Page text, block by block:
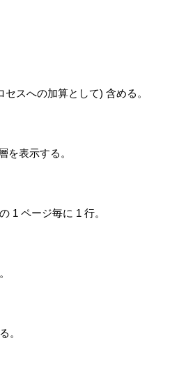
スへの加算として) 含める。
を表示する。
1 ページ毎に 1 行。
。